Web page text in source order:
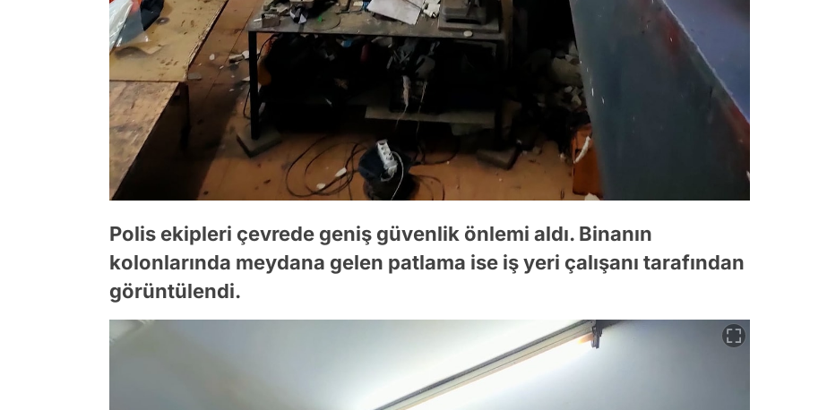
Polis ekipleri çevrede geniş güvenlik önlemi aldı. Binanın
kolonlarında meydana gelen patlama ise iş yeri çalışanı tarafından
görüntülendi.